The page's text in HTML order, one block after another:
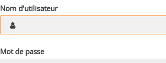
Nom d'utilisateur
Mot de passe